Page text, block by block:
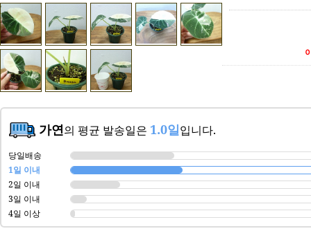
가연의 평균 발송일은 1.0일입니다.
당일배송
1일 이내
2일 이내
3일 이내
4일 이상